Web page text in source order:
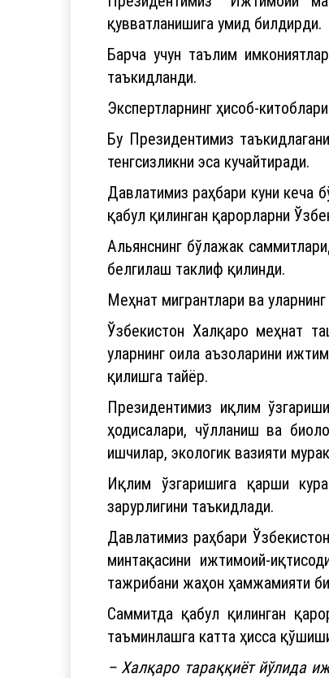
қувватланишига умид билдирди.
Барча учун таълим
таъкидланди.
Экспертларнинг ҳисоб-
Бу Президентимиз
тенгсизликни эса кучайтиради.
Давлатимиз раҳбари куни кеча
қабул қилинган қарорларни
Альянснинг бўлажак
белгилаш таклиф қилинди.
Меҳнат мигрантлари ва
Ўзбекистон Халқаро меҳнат
уларнинг оила аъзоларини
қилишга тайёр.
Президентимиз иқлим
ҳодисалари, чўлланиш ва
ишчилар, экологик вазияти
Иқлим ўзгаришига қарши
зарурлигини таъкидлади.
Давлатимиз раҳбари
минтақасини ижтимоий-
тажрибани жаҳон ҳамжамияти
Саммитда қабул қилинган
таъминлашга катта ҳисса
– Халқаро тараққиёт йўлида